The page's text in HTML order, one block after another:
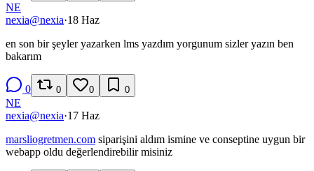
NE
nexia@nexia·18 Haz
en son bir şeyler yazarken lms yazdım yorgunum sizler yazın ben
bakarım
0 0 0 0
NE
nexia@nexia·17 Haz
marsliogretmen.com siparişini aldım ismine ve conseptine uygun bir
webapp oldu değerlendirebilir misiniz